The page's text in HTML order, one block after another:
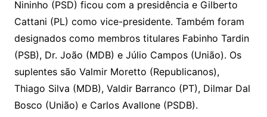
Nininho (PSD) ficou com a presidência e Gilberto
Cattani (PL) como vice-presidente. Também foram
designados como membros titulares Fabinho Tardin
(PSB), Dr. João (MDB) e Júlio Campos (União). Os
suplentes são Valmir Moretto (Republicanos),
Thiago Silva (MDB), Valdir Barranco (PT), Dilmar Dal
Bosco (União) e Carlos Avallone (PSDB).